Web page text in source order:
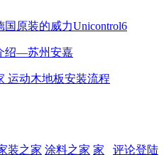
原装的威力Unicontrol6
绍—苏州安嘉
运动木地板安装流程
评论登陆
装之家 涂料之家 家